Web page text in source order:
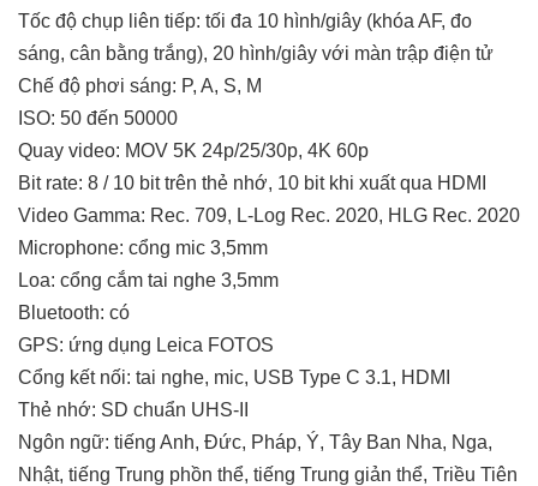
Tốc độ chụp liên tiếp: tối đa 10 hình/giây (khóa AF, đo
sáng, cân bằng trắng), 20 hình/giây với màn trập điện tử
Chế độ phơi sáng: P, A, S, M
ISO: 50 đến 50000
Quay video: MOV 5K 24p/25/30p, 4K 60p
Bit rate: 8 / 10 bit trên thẻ nhớ, 10 bit khi xuất qua HDMI
Video Gamma: Rec. 709, L-Log Rec. 2020, HLG Rec. 2020
Microphone: cổng mic 3,5mm
Loa: cổng cắm tai nghe 3,5mm
Bluetooth: có
GPS: ứng dụng Leica FOTOS
Cổng kết nối: tai nghe, mic, USB Type C 3.1, HDMI
Thẻ nhớ: SD chuẩn UHS-II
Ngôn ngữ: tiếng Anh, Đức, Pháp, Ý, Tây Ban Nha, Nga,
Nhật, tiếng Trung phồn thể, tiếng Trung giản thể, Triều Tiên